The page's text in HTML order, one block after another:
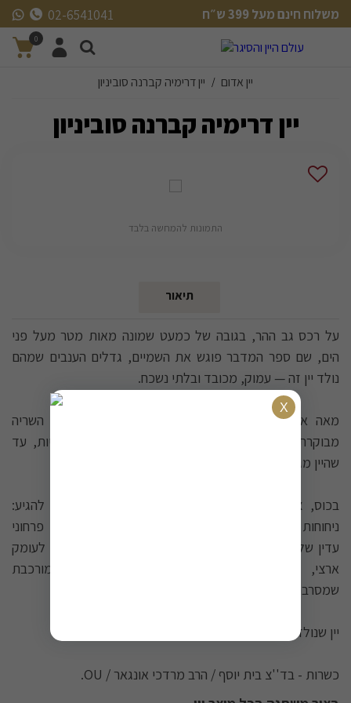
משלוח חינם מעל 399 ש״ח
משלוח חינם מעל 399 ש״ח
02-6541041
0
יין אדום / יין דרימיה קברנה סוביניון
יין דרימיה קברנה סוביניון
התמונות להמחשה בלבד
תיאור
על רכס גב ההר, בגובה של כמעט שמונה מאות מטר מעל פני
הים, שם ספר המדבר פוגש את השמיים, גדלים הענבים שמהם
נולד יין זה — עמוק, מכובד ובלתי נשכח.
מאה אחוז קברנה סוביניון מכרמי סוסיא. תסיסה עם השריה
מבוקרת, ולאחריה — שנים עשר חודשים של יישון בחביות, עד
שהיין מגיע לרגע הנכון שלו.
בכוס, צבע בורדו עמוק וצלול מבשר על מה שעומד להגיע:
ניחוחות של שזיף ופירות שחורים בשלים, שלובים ברובד פרחוני
עדין של לילך ולוונדר. בפה — איזון מופתי בין פרי עשיר לעומק
ארצי, טאנינים בשלים ומלוטשים, וסיומת ארוכה ומורכבת
שמסרבת להיפרד.
יין שנולד מאהבה לאדמה — ומחזיר אותה בכל לגימה.
כשרות - בד''צ בית יוסף / הרב מרדכי אונגאר / OU.